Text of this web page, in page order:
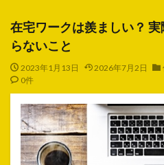
在宅ワークは羨ましい？
らないこと
2023年1月13日 2026年7月2日
0件